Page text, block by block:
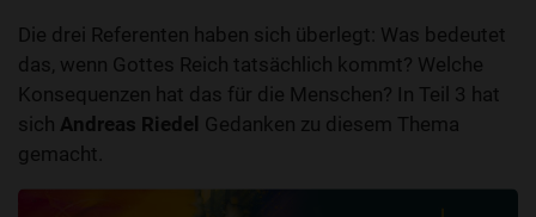
Die drei Referenten haben sich überlegt: Was bedeutet
das, wenn Gottes Reich tatsächlich kommt? Welche
Konsequenzen hat das für die Menschen? In Teil 3 hat
sich Andreas Riedel Gedanken zu diesem Thema
gemacht.